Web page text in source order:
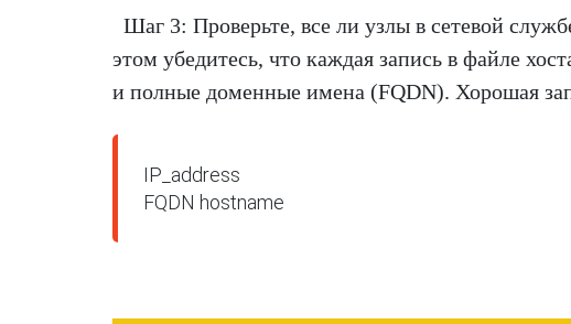
Шаг 3: Проверьте, все ли узлы в сетевой
этом убедитесь, что каждая запись в файле
и полные доменные имена (FQDN). Хорошая
IP_address
FQDN hostname